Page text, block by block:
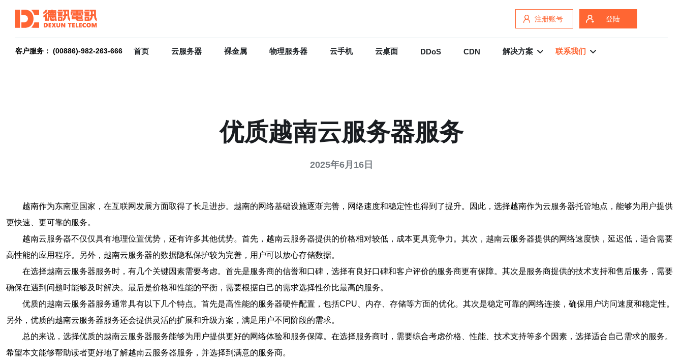
注册账号 登陆
客户服务： (00886)-982-263-666 首页 云服务器 裸金属 物理服务器 云手机 云桌面 DDoS CDN 解决方案 联系我们
优质越南云服务器服务
2025年6月16日
越南作为东南亚国家，在互联网发展方面取得了长足进步。越南的网络基础设施逐渐完善，网络速度和稳定性也得到了提升。因此，选择越南作为云服务器托管地点，能够为用户提供
更快速、更可靠的服务。
越南云服务器不仅仅具有地理位置优势，还有许多其他优势。首先，越南云服务器提供的价格相对较低，成本更具竞争力。其次，越南云服务器提供的网络速度快，延迟低，适合需要
高性能的应用程序。另外，越南云服务器的数据隐私保护较为完善，用户可以放心存储数据。
在选择越南云服务器服务时，有几个关键因素需要考虑。首先是服务商的信誉和口碑，选择有良好口碑和客户评价的服务商更有保障。其次是服务商提供的技术支持和售后服务，需要
确保在遇到问题时能够及时解决。最后是价格和性能的平衡，需要根据自己的需求选择性价比最高的服务。
优质的越南云服务器服务通常具有以下几个特点。首先是高性能的服务器硬件配置，包括CPU、内存、存储等方面的优化。其次是稳定可靠的网络连接，确保用户访问速度和稳定性。
另外，优质的越南云服务器服务还会提供灵活的扩展和升级方案，满足用户不同阶段的需求。
总的来说，选择优质的越南云服务器服务能够为用户提供更好的网络体验和服务保障。在选择服务商时，需要综合考虑价格、性能、技术支持等多个因素，选择适合自己需求的服务。
希望本文能够帮助读者更好地了解越南云服务器服务，并选择到满意的服务商。